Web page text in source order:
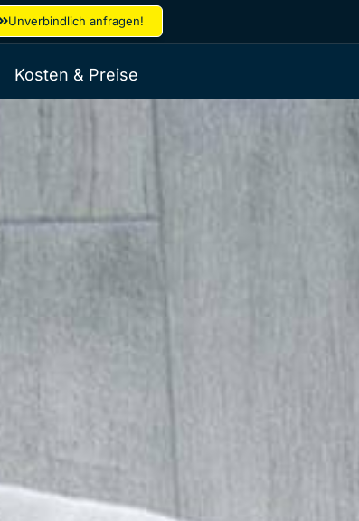
Unverbindlich anfragen!
Kosten & Preise